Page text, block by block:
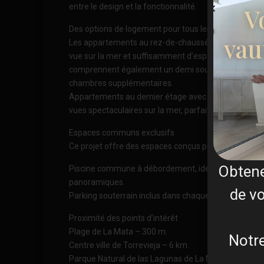
entre le design et la fonctionnalité.
Des options de logement pour tous les styles de vie
Les appartements au rez-de-chaussée disposent
vue sur la mer et suffisamment d’espace pour une
comprennent également un demi sous-sol avec la
chambres supplémentaires.
Appartements au dernier étage avec un grand
vues spectaculaires sur la mer, parfaits pour
Espaces communs exclusifs
Ce projet offre des espaces conçus pour le confort
Piscine commune à débordement, idéale pour se
panoramiques.
Parking souterrain inclus dans chaque propriété.
Proximité des points d’intérêt
Plage de La Mata – 300 m.
Centre ville de Torrevieja – 6 km.
Parque Natural de las Lagunas de La Mata-
de